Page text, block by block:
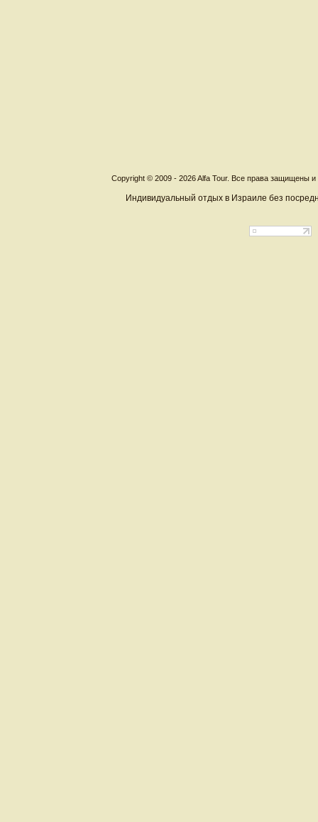
Copyright © 2009 - 2026 Alfa Tour. Все права защищены и
Индивидуальный отдых в Израиле без